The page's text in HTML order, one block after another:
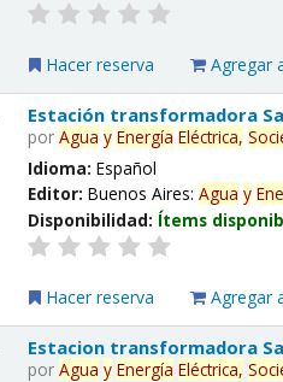
Hacer reserva Agregar
Estación transformadora
porAgua y Energía Eléctrica,
Idioma:Español
Editor:Buenos Aires:Agua y
Disponibilidad: Ítems
Hacer reserva Agregar
Estacion transformadora
porAgua y Energía Eléctrica,